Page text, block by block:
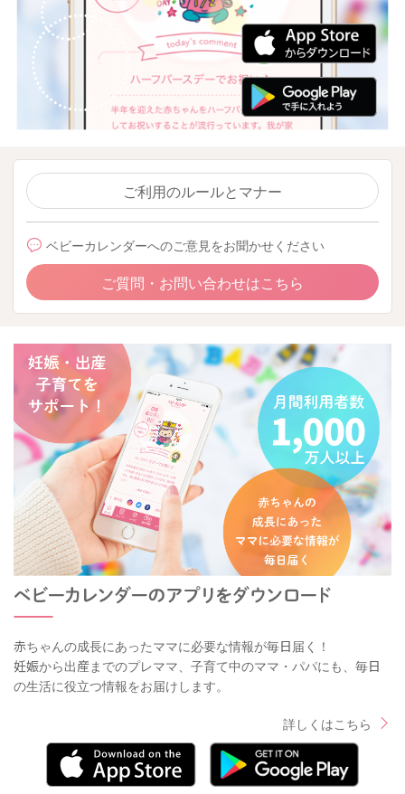
ご利用のルールとマナー
ベビーカレンダーへのご意見をお聞かせください
ご質問・お問い合わせはこちら
赤ちゃんの成長にあったママに必要な情報が毎日届く！
妊娠から出産までのプレママ、子育て中のママ・パパにも、毎日
の生活に役立つ情報をお届けします。
詳しくはこちら